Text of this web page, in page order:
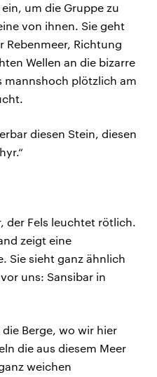
um die Gruppe zu
von ihnen. Sie geht
Rebenmeer, Richtung
Wellen an die bizarre
mannshoch plötzlich am
diesen Stein, diesen
der Fels leuchtet rötlich.
zeigt eine
Sie sieht ganz ähnlich
uns: Sansibar in
Berge, wo wir hier
die aus diesem Meer
weichen